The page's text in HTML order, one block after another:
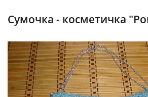
Сумочка - косметичка